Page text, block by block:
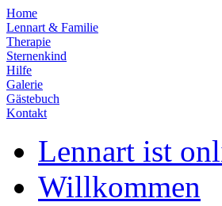
Home
Lennart & Familie
Therapie
Sternenkind
Hilfe
Galerie
Gästebuch
Kontakt
Lennart ist
Willkommen